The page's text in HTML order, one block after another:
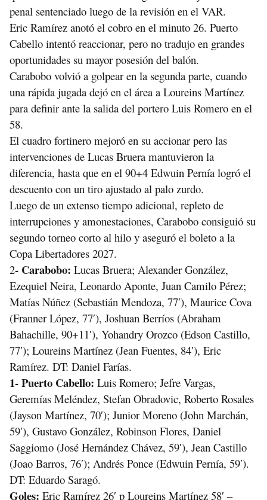
penal sentenciado luego de la revisión en el VAR.
Eric Ramírez anotó el cobro en el minuto 26. Puerto
Cabello intentó reaccionar, pero no tradujo en grandes
oportunidades su mayor posesión del balón.
Carabobo volvió a golpear en la segunda parte, cuando
una rápida jugada dejó en el área a Loureins Martínez
para definir ante la salida del portero Luis Romero en el
58.
El cuadro fortinero mejoró en su accionar pero las
intervenciones de Lucas Bruera mantuvieron la
diferencia, hasta que en el 90+4 Edwuin Pernía logró el
descuento con un tiro ajustado al palo zurdo.
Luego de un extenso tiempo adicional, repleto de
interrupciones y amonestaciones, Carabobo consiguió su
segundo torneo corto al hilo y aseguró el boleto a la
Copa Libertadores 2027.
2- Carabobo: Lucas Bruera; Alexander González,
Ezequiel Neira, Leonardo Aponte, Juan Camilo Pérez;
Matías Núñez (Sebastián Mendoza, 77′), Maurice Cova
(Franner López, 77′), Joshuan Berríos (Abraham
Bahachille, 90+11′), Yohandry Orozco (Edson Castillo,
77′); Loureins Martínez (Jean Fuentes, 84′), Eric
Ramírez. DT: Daniel Farías.
1- Puerto Cabello: Luis Romero; Jefre Vargas,
Geremías Meléndez, Stefan Obradovic, Roberto Rosales
(Jayson Martínez, 70′); Junior Moreno (John Marchán,
59′), Gustavo González, Robinson Flores, Daniel
Saggiomo (José Hernández Chávez, 59′), Jean Castillo
(Joao Barros, 76′); Andrés Ponce (Edwuin Pernía, 59′).
DT: Eduardo Saragó.
Goles: Eric Ramírez 26′ p Loureins Martínez 58′ –